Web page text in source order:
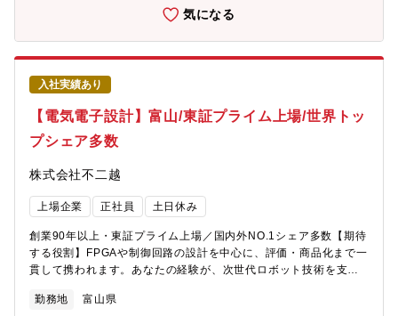
ループの一員としてYKKの最新技術・開発ツール・社外からの新
技術導入を活用しながら国内・海外の製造拠点と密接に連携。FA
設備・製造ラインの技術的ブレークスルー、コスト追求、開発リ
ードタイム短縮を積極的に推進していただきます。入社後3か月
は、制御設計業務に必要な社内システムの習熟・担当設備の知識
習得期間として先輩エンジニアとともに業務に入ります。独り立
ち後は、電気設計・制御設計から設備立上げまで主体的にリード
する「技術の核」として活躍を期待します。将来的にはチームの
制御技術・FA設計をけん引するリーダーの役割も担っていただき
工程の設備における制御設計・電気設計を担当。習熟後は、ご本
人の志向・適性に応じて以下のようなキャリアを選択できます。
気になる
入社実績あり
【電気電子設計】富山/東証プライム上場/世界トッ
プシェア多数
株式会社不二越
上場企業 正社員 土日休み
創業90年以上・東証プライム上場／国内外NO.1シェア多数【期待
する役割】FPGAや制御回路の設計を中心に、評価・商品化まで一
貫して携われます。あなたの経験が、次世代ロボット技術を支え
て、電気・電子設計エンジニアとして以下を担当します。・制御
勤務地 富山県